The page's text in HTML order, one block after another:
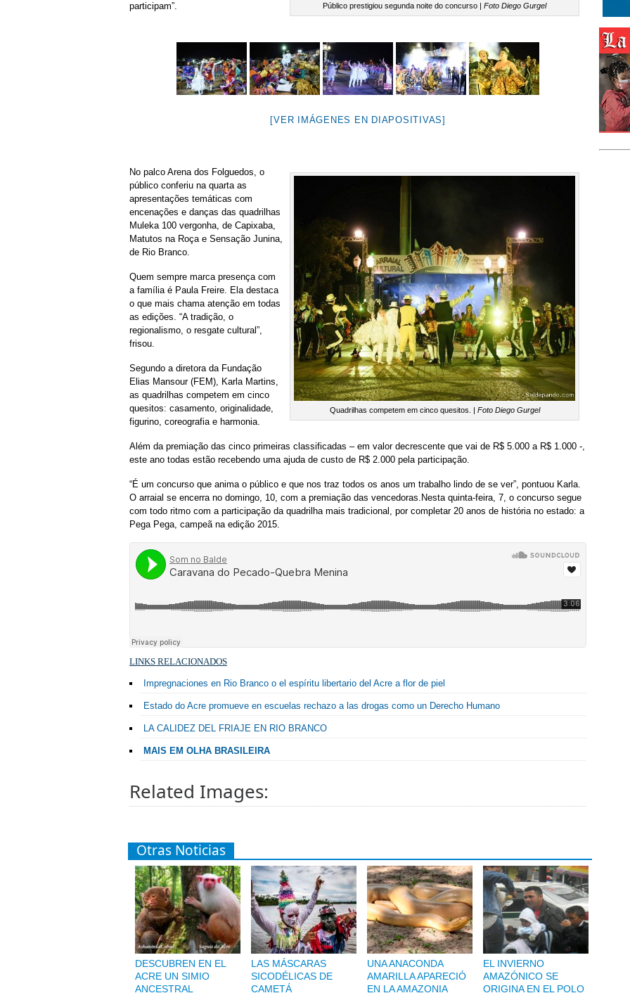
Público prestigiou segunda noite do concurso | Foto Diego Gurgel
participam”.
[VER IMÁGENES EN DIAPOSITIVAS]
Quadrilhas competem em cinco quesitos. | Foto Diego Gurgel
No palco Arena dos Folguedos, o
público conferiu na quarta as
apresentações temáticas com
encenações e danças das quadrilhas
Muleka 100 vergonha, de Capixaba,
Matutos na Roça e Sensação Junina,
de Rio Branco.
Quem sempre marca presença com
a família é Paula Freire. Ela destaca
o que mais chama atenção em todas
as edições. “A tradição, o
regionalismo, o resgate cultural”,
frisou.
Segundo a diretora da Fundação
Elias Mansour (FEM), Karla Martins,
as quadrilhas competem em cinco
quesitos: casamento, originalidade,
figurino, coreografia e harmonia.
Além da premiação das cinco primeiras classificadas – em valor decrescente que vai de R$ 5.000 a R$ 1.000 -,
este ano todas estão recebendo uma ajuda de custo de R$ 2.000 pela participação.
“É um concurso que anima o público e que nos traz todos os anos um trabalho lindo de se ver”, pontuou Karla.
O arraial se encerra no domingo, 10, com a premiação das vencedoras. Nesta quinta-feira, 7, o concurso segue
com todo ritmo com a participação da quadrilha mais tradicional, por completar 20 anos de história no estado: a
Pega Pega, campeã na edição 2015.
LINKS RELACIONADOS
Impregnaciones en Rio Branco o el espíritu libertario del Acre a flor de piel
Estado do Acre promueve en escuelas rechazo a las drogas como un Derecho Humano
LA CALIDEZ DEL FRIAJE EN RIO BRANCO
MAIS EM OLHA BRASILEIRA
Related Images:
Otras Noticias
DESCUBREN EN EL
ACRE UN SIMIO
ANCESTRAL
LAS MÁSCARAS
SICODÉLICAS DE
CAMETÁ
UNA ANACONDA
AMARILLA APARECIÓ
EN LA AMAZONIA
EL INVIERNO
AMAZÓNICO SE
ORIGINA EN EL POLO